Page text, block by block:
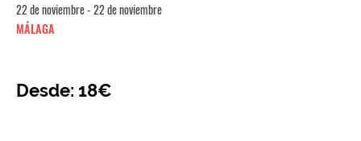
22 de noviembre - 22 de noviembre
MÁLAGA
Desde: 18€